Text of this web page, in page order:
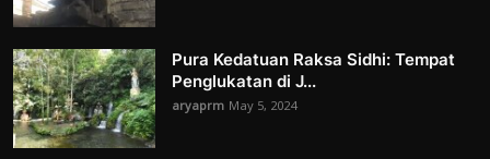
Pura Kedatuan Raksa Sidhi: Tempat
Penglukatan di J...
aryaprm May 5, 2024